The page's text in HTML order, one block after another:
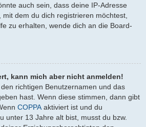
auch sein, dass deine IP-Adresse
dem du dich registrieren möchtest,
zu erhalten, wende dich an die Board-
kann mich aber nicht anmelden!
richtigen Benutzernamen und das
hast. Wenn diese stimmen, dann gibt
COPPA aktiviert ist und du
unter 13 Jahre alt bist, musst du bzw.